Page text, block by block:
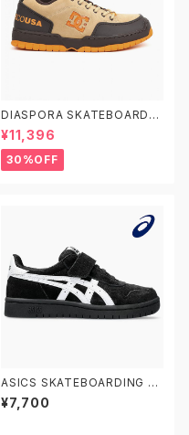
DIASPORA SKATEBOARDS
X DC SHOES CLOCKER 2 D
SP ディーシーシューズ ディアス
ポラ スケートボード クロッカー
2 スケシュー
¥11,396
30%OFF
ASICS SKATEBOARDING JA
PAN PRO PS 1204A149.001
アシックス スケートボーディング
¥7,700